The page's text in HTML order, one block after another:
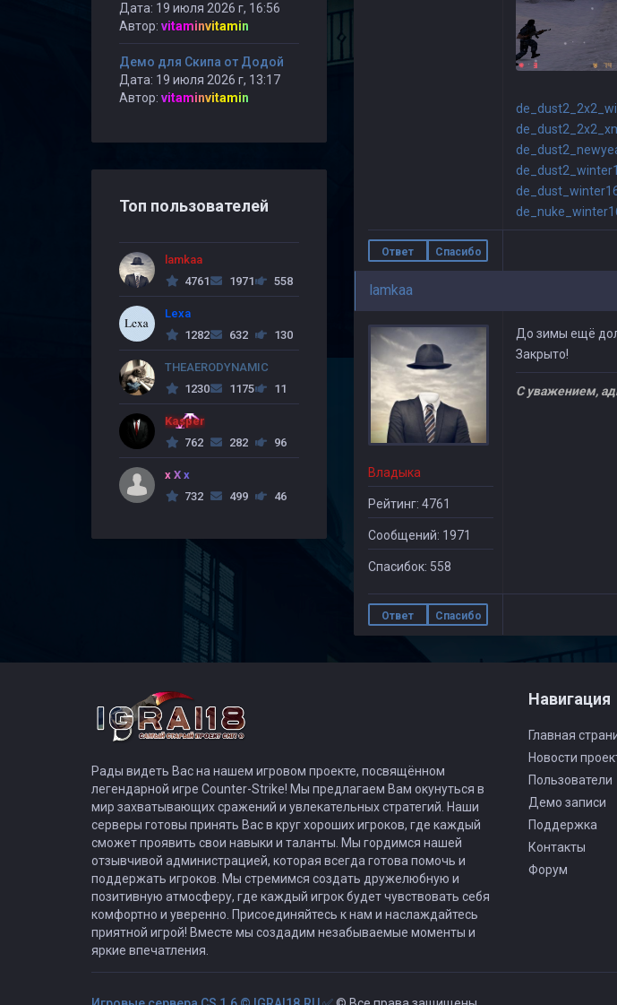
Ответ Спасибо
lamkaa
Владыка
Рейтинг: 4761
Сообщений: 1971
Спасибок: 558
До зимы ещё
Закрыто!
С уважением,
Ответ Спасибо
Дата: 19 июля 2026 г, 16:56
Автор: vitaminvitamin
Демо для Скипа от Додой
Дата: 19 июля 2026 г, 13:17
Автор: vitaminvitamin
Топ пользователей
lamkaa
4761
1971 558
Lexa
1282
632 130
THEAERODYNAMIC
1230
1175 11
Kasper
762
282 96
x X x
732
499 46
Рады видеть Вас на нашем игровом проекте, посвящённом
легендарной игре Counter-Strike! Мы предлагаем Вам окунуться в
мир захватывающих сражений и увлекательных стратегий. Наши
серверы готовы принять Вас в круг хороших игроков, где каждый
сможет проявить свои навыки и таланты. Мы гордимся нашей
отзывчивой администрацией, которая всегда готова помочь и
поддержать игроков. Мы стремимся создать дружелюбную и
позитивную атмосферу, где каждый игрок будет чувствовать себя
комфортно и уверенно. Присоединяйтесь к нам и наслаждайтесь
приятной игрой! Вместе мы создадим незабываемые моменты и
яркие впечатления.
Навигация
Главная
Новости
Пользователи
Демо записи
Поддержка
Контакты
Форум